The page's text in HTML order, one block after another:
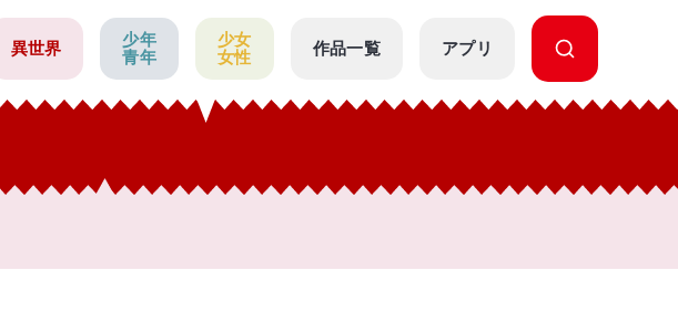
異世界
少年
青年
少女
女性
作品一覧 アプリ